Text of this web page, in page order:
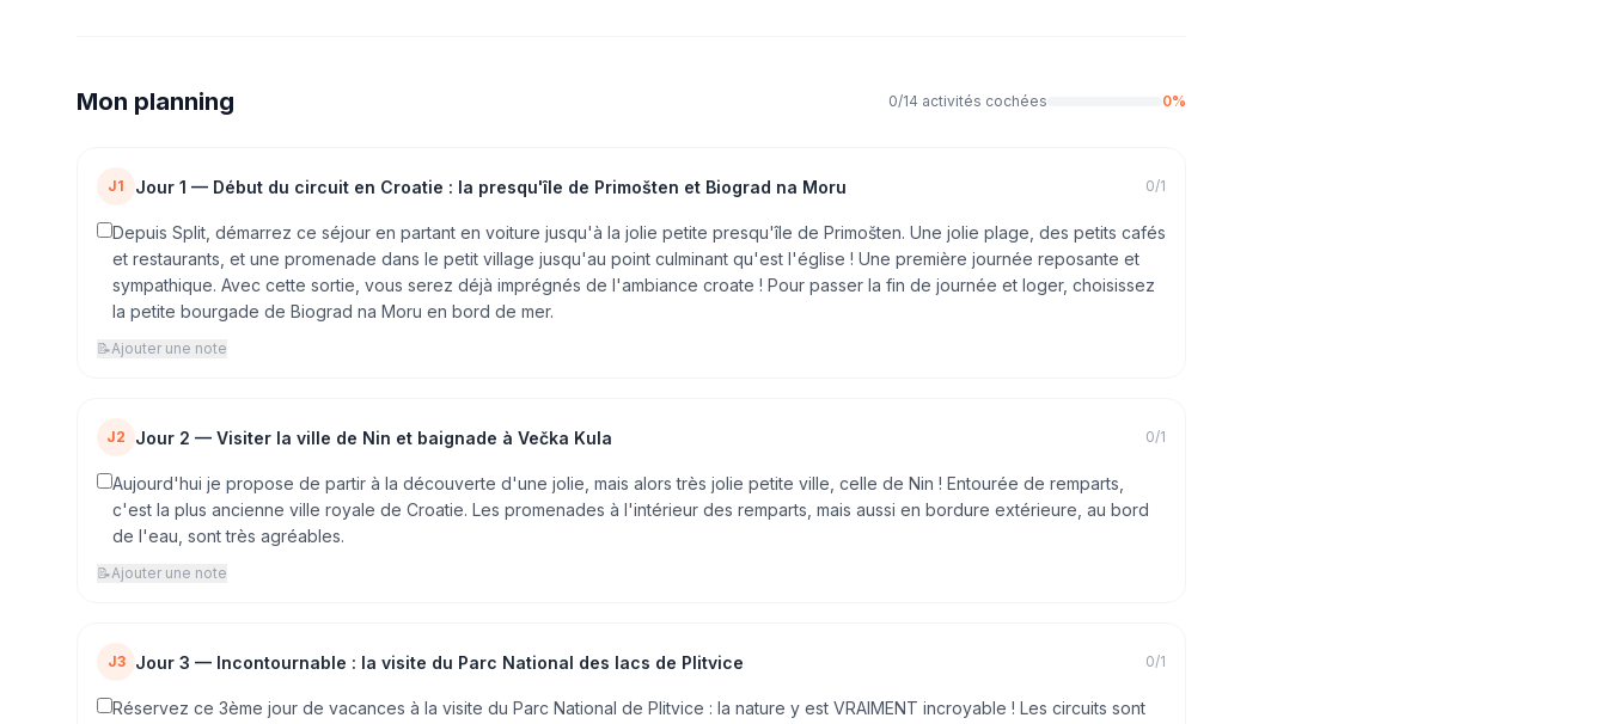
Mon planning 0/14 activités cochées 0%
J1 Jour 1 — Début du circuit en Croatie : la presqu'île de Primošten et Biograd na Moru 0/1
Depuis Split, démarrez ce séjour en partant en voiture jusqu'à la jolie petite presqu'île de Primošten. Une jolie plage, des petits cafés
et restaurants, et une promenade dans le petit village jusqu'au point culminant qu'est l'église ! Une première journée reposante et
sympathique. Avec cette sortie, vous serez déjà imprégnés de l'ambiance croate ! Pour passer la fin de journée et loger, choisissez
la petite bourgade de Biograd na Moru en bord de mer.
📝Ajouter une note
J2 Jour 2 — Visiter la ville de Nin et baignade à Večka Kula 0/1
Aujourd'hui je propose de partir à la découverte d'une jolie, mais alors très jolie petite ville, celle de Nin ! Entourée de remparts,
c'est la plus ancienne ville royale de Croatie. Les promenades à l'intérieur des remparts, mais aussi en bordure extérieure, au bord
de l'eau, sont très agréables.
📝Ajouter une note
J3 Jour 3 — Incontournable : la visite du Parc National des lacs de Plitvice 0/1
Réservez ce 3ème jour de vacances à la visite du Parc National de Plitvice : la nature y est VRAIMENT incroyable ! Les circuits sont